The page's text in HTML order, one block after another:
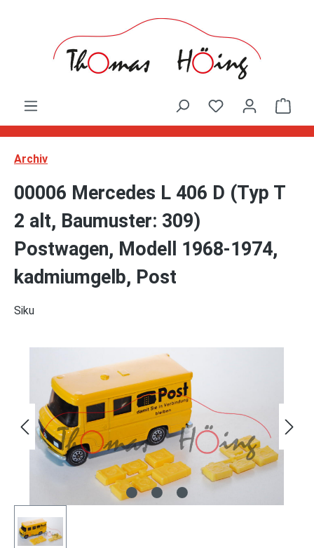
Archiv
00006 Mercedes L 406 D (Typ T
2 alt, Baumuster: 309)
Postwagen, Modell 1968-1974,
kadmiumgelb, Post
Siku